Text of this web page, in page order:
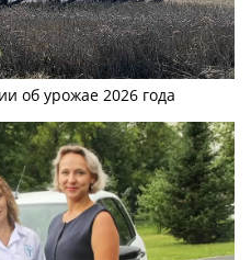
об урожае 2026 года